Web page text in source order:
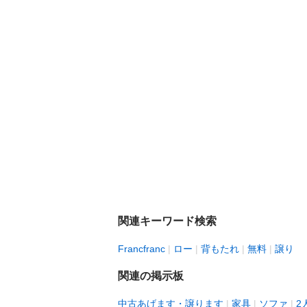
関連キーワード検索
Francfranc ロー 背もたれ 無料 譲り
関連の掲示板
中古あげます・譲ります 家具 ソファ 2